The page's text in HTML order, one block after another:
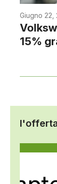
Giugno 22,
15%